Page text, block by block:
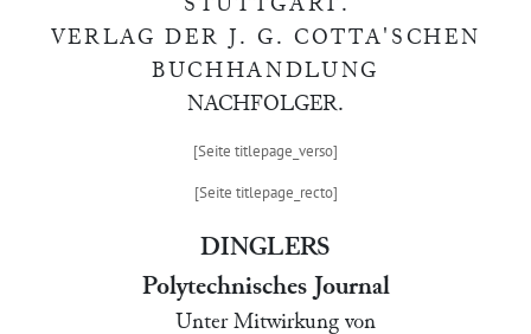
VERLAG DER J. G. COTTA'SCHEN
BUCHHANDLUNG
NACHFOLGER.
DINGLERS
Polytechnisches Journal
Unter Mitwirkung von